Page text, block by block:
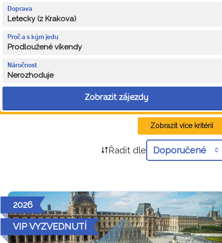
Doprava
Letecky (z Krakova)
Proč a s kým jedu
Prodloužené víkendy
Náročnost
Nerozhoduje
Zobrazit zájezdy
Zobrazit více kritérií
Řadit dle Doporučené
2026
VIP VYZVEDNUTÍ